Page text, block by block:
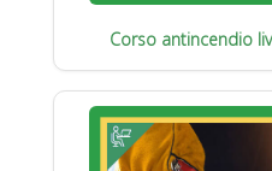
Corso antincendio